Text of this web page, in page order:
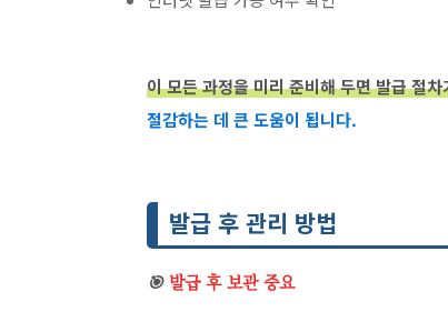
이 모든 과정을 미리 준비해 두면 발급 절
절감하는 데 큰 도움이 됩니다.
발급 후 관리 방법
🎯발급 후 보관 중요